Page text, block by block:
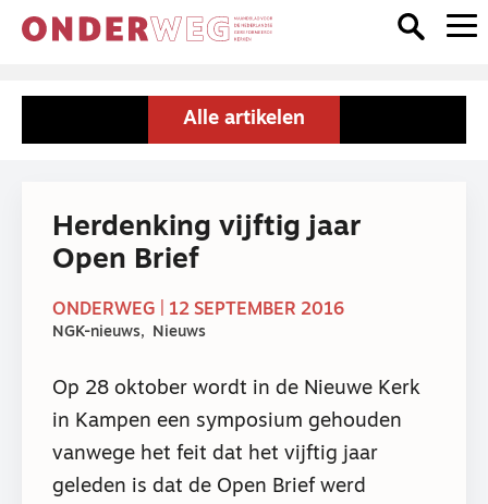
Alle artikelen
Herdenking vijftig jaar
Open Brief
ONDERWEG | 12 SEPTEMBER 2016
NGK-nieuws Nieuws
Op 28 oktober wordt in de Nieuwe Kerk
in Kampen een symposium gehouden
vanwege het feit dat het vijftig jaar
geleden is dat de Open Brief werd